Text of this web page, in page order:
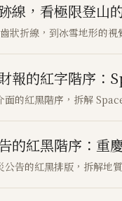
線，看極限登山
狀折線，到冰雪地形的
報的紅字階序：
的紅黑階序，拆解
的紅黑階序：重
告的紅黑排版，拆解地